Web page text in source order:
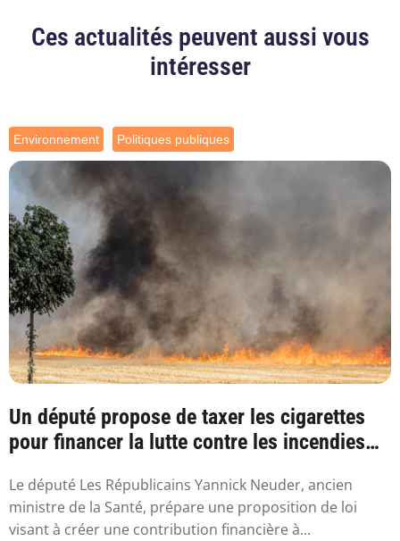
Ces actualités peuvent aussi vous
intéresser
Environnement Politiques publiques
Un député propose de taxer les cigarettes
pour financer la lutte contre les incendies
Le député Les Républicains Yannick Neuder, ancien
ministre de la Santé, prépare une proposition de loi
visant à créer une contribution financière à...